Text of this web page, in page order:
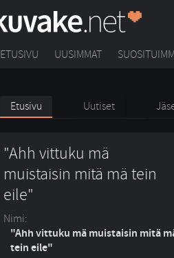
ETUSIVU UUSIMMAT
Etusivu Uutiset
"Ahh vittuku mä
muistaisin mitä mä tein
eile"
Nimi:
"Ahh vittuku mä muistaisin mitä
tein eile"